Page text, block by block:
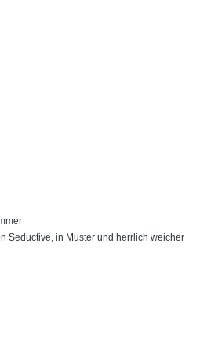
Seductive, in Muster und herrlich weicher